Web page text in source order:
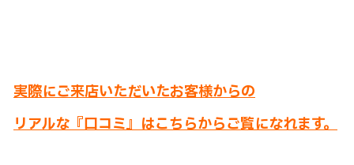
実際にご来店いただいたお客様からの
リアルな『口コミ』はこちらからご覧になれます。